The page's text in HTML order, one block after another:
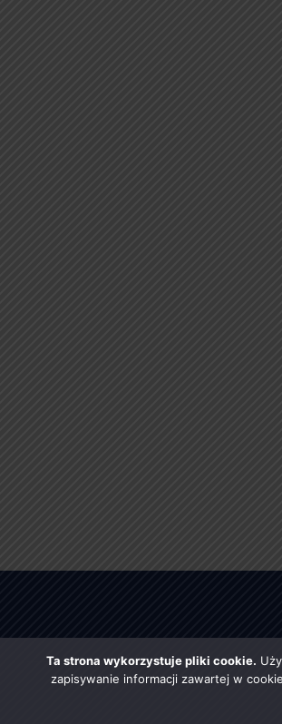
Ta strona wykorzystuje pliki cookie.
zapisywanie informacji zawartej w